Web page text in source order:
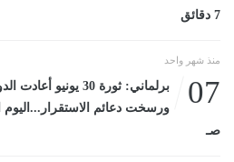
7 دقائق
منذ شهر واحد
07
برلماني: ثورة 30
صـ